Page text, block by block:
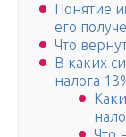
Понятие
его
Что
В каких
налога